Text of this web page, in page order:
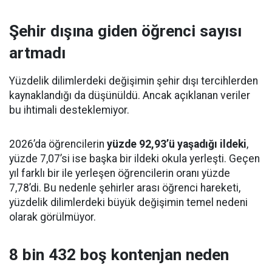
Şehir dışına giden öğrenci sayısı
artmadı
Yüzdelik dilimlerdeki değişimin şehir dışı tercihlerden
kaynaklandığı da düşünüldü. Ancak açıklanan veriler
bu ihtimali desteklemiyor.
2026’da öğrencilerin yüzde 92,93’ü yaşadığı ildeki,
yüzde 7,07’si ise başka bir ildeki okula yerleşti. Geçen
yıl farklı bir ile yerleşen öğrencilerin oranı yüzde
7,78’di. Bu nedenle şehirler arası öğrenci hareketi,
yüzdelik dilimlerdeki büyük değişimin temel nedeni
olarak görülmüyor.
8 bin 432 boş kontenjan neden